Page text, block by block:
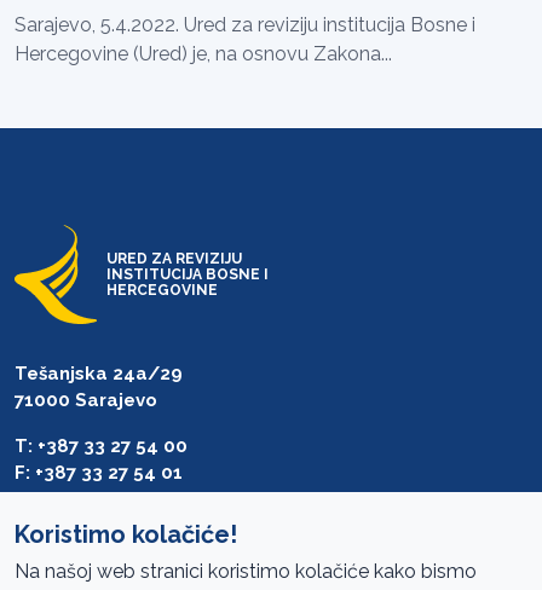
Sarajevo, 5.4.2022. Ured za reviziju institucija Bosne i
Hercegovine (Ured) je, na osnovu Zakona...
URED ZA REVIZIJU
INSTITUCIJA BOSNE I
HERCEGOVINE
Tešanjska 24a/29
71000 Sarajevo
T: +387 33 27 54 00
F: +387 33 27 54 01
Koristimo kolačiće!
Na našoj web stranici koristimo kolačiće kako bismo